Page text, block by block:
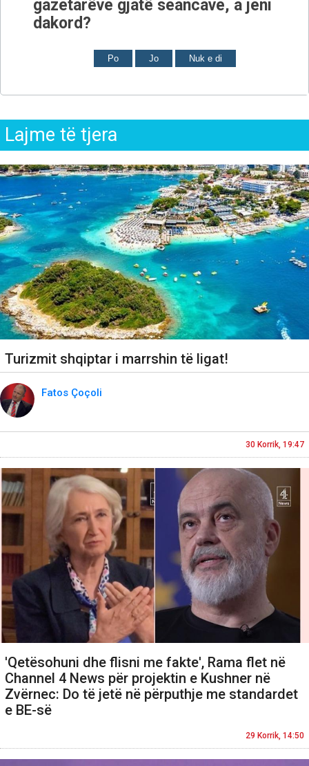
gazetarëve gjatë seancave, a jeni
dakord?
Po Jo Nuk e di
Lajme të tjera
Turizmit shqiptar i marrshin të ligat!
Fatos Çoçoli
30 Korrik, 19:47
'Qetësohuni dhe flisni me fakte', Rama flet në
Channel 4 News për projektin e Kushner në
Zvërnec: Do të jetë në përputhje me standardet
e BE-së
29 Korrik, 14:50